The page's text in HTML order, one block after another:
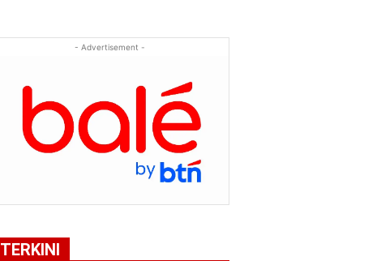
- Advertisement -
TERKINI